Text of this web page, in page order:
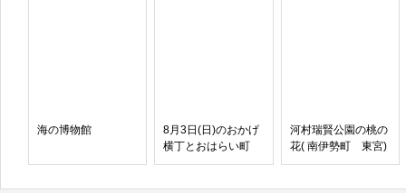
海の博物館
8月3日(日)のおかげ
横丁とおはらい町
河村瑞賢公園の桃の
花( 南伊勢町 東宮)